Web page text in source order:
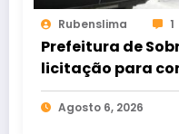
Rubenslima 1
Prefeitura de
licitação para
de Taperuaba
Agosto 6, 2026